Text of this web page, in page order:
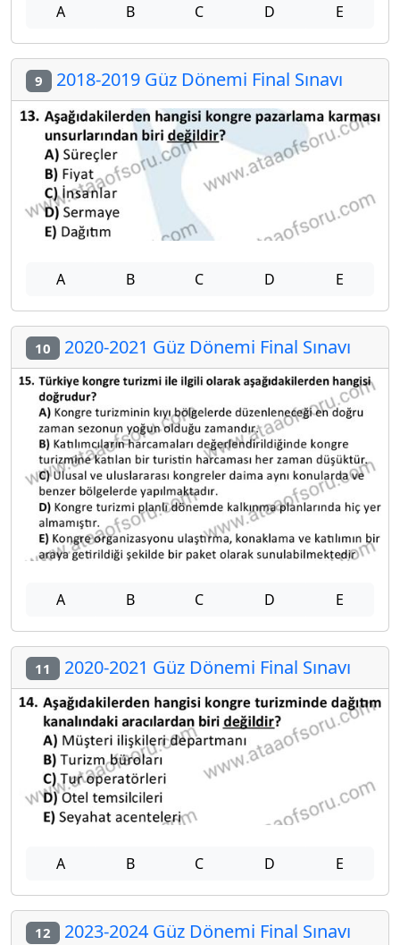
A B C D E
9 2018-2019 Güz Dönemi Final Sınavı
A B C D E
10 2020-2021 Güz Dönemi Final Sınavı
A B C D E
11 2020-2021 Güz Dönemi Final Sınavı
A B C D E
12 2023-2024 Güz Dönemi Final Sınavı